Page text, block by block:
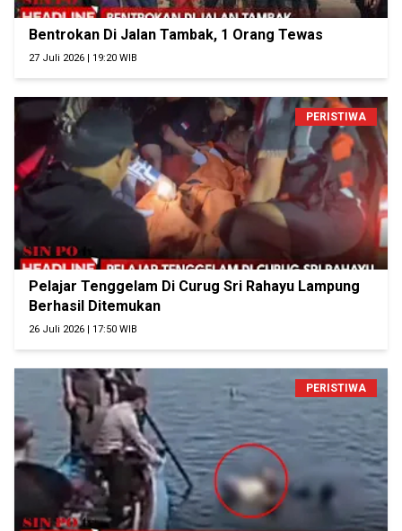
Bentrokan Di Jalan Tambak, 1 Orang Tewas
27 Juli 2026 | 19:20 WIB
PERISTIWA
Pelajar Tenggelam Di Curug Sri Rahayu Lampung
Berhasil Ditemukan
26 Juli 2026 | 17:50 WIB
PERISTIWA